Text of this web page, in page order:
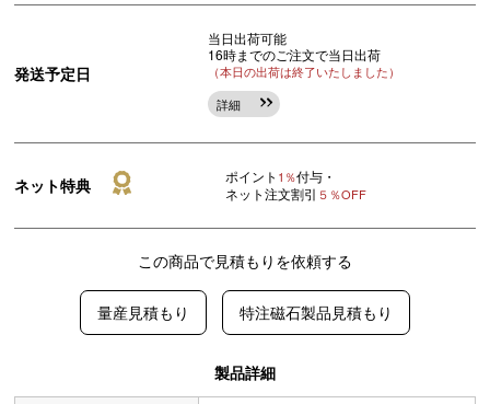
発送予定日
当日出荷可能
16時までのご注文で当日出荷
（本日の出荷は終了いたしました）
詳細
ネット特典 ポイント 1％付与・
ネット注文割引 ５％OFF
この商品で見積もりを依頼する
量産見積もり 特注磁石製品見積もり
製品詳細